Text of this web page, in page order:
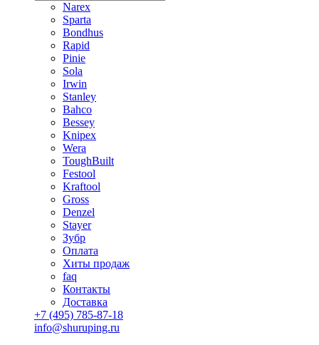
Narex
Sparta
Bondhus
Rapid
Pinie
Sola
Irwin
Stanley
Bahco
Bessey
Knipex
Wera
ToughBuilt
Festool
Kraftool
Gross
Denzel
Stayer
Зубр
Оплата
Хиты продаж
faq
Контакты
Доставка
+7 (495) 785-87-18
info@shuruping.ru